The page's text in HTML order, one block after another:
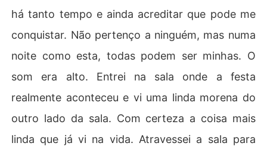
há tanto tempo e ainda acreditar que pode me
conquistar. Não pertenço a ninguém, mas numa
noite como esta, todas podem ser minhas. O
som era alto. Entrei na sala onde a festa
realmente aconteceu e vi uma linda morena do
outro lado da sala. Com certeza a coisa mais
linda que já vi na vida. Atravessei a sala para